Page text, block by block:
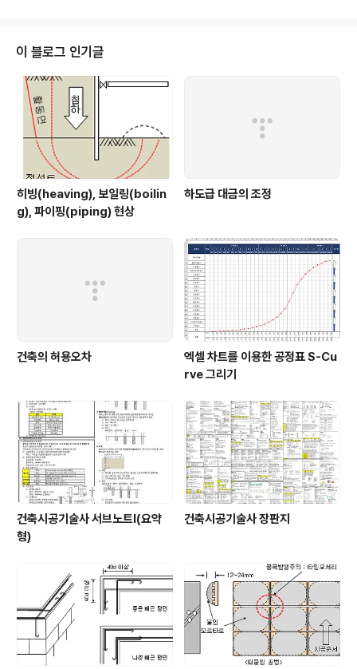
사업자가 계약금액 증액에 따라 발주자로부터 추가금액을 지급받은 날부터 15
일이 지난 후에 추가 하도급대금을 지급하는 경우 : 하도급대금의 지급을 준용
▒ 설계변경으로 ..
이 블로그 인기글
히빙(heaving), 보일링(boilin
g), 파이핑(piping) 현상
하도급 대금의 조정
건축의 허용오차
엑셀 차트를 이용한 공정표 S-Cu
rve 그리기
건축시공기술사 서브노트Ⅰ(요약
형)
건축시공기술사 장판지